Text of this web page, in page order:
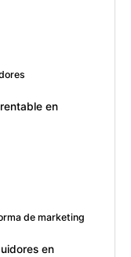
en
de marketing
en